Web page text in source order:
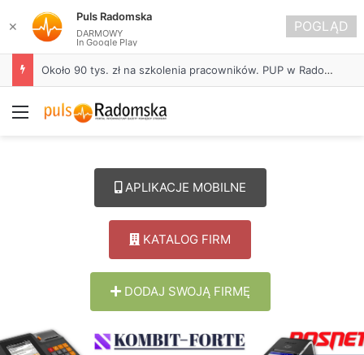
Około 90 tys. zł na szkolenia pracowników. PUP w Radomsku ogłasza nabór wniosków
Menu
APLIKACJE MOBILNE
KATALOG FIRM
DODAJ SWOJĄ FIRMĘ
✕
Puls Radomska
DARMOWY
In Google Play
POGLĄD